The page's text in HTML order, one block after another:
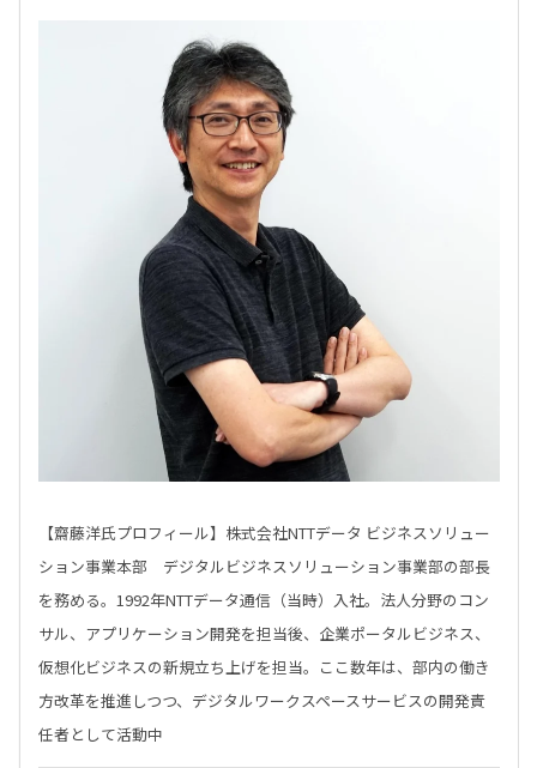
【齋藤洋氏プロフィール】株式会社NTTデータ ビジネスソリュー
ション事業本部 デジタルビジネスソリューション事業部の部長
を務める。1992年NTTデータ通信（当時）入社。法人分野のコン
サル、アプリケーション開発を担当後、企業ポータルビジネス、
仮想化ビジネスの新規立ち上げを担当。ここ数年は、部内の働き
方改革を推進しつつ、デジタルワークスペースサービスの開発責
任者として活動中